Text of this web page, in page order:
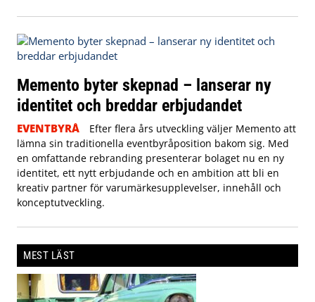
Memento byter skepnad – lanserar ny
identitet och breddar erbjudandet
EVENTBYRÅ
Efter flera års utveckling väljer Memento att
lämna sin traditionella eventbyråposition bakom sig. Med
en omfattande rebranding presenterar bolaget nu en ny
identitet, ett nytt erbjudande och en ambition att bli en
kreativ partner för varumärkesupplevelser, innehåll och
konceptutveckling.
MEST LÄST